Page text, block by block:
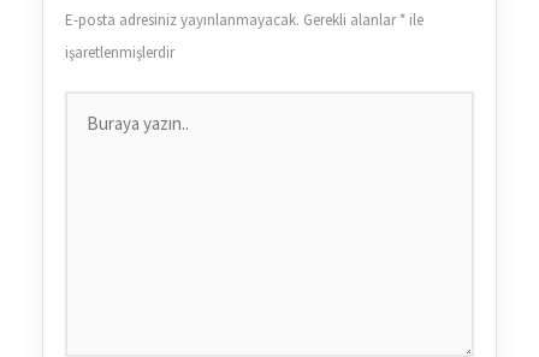
E-posta adresiniz yayınlanmayacak. Gerekli alanlar* ile
işaretlenmişlerdir